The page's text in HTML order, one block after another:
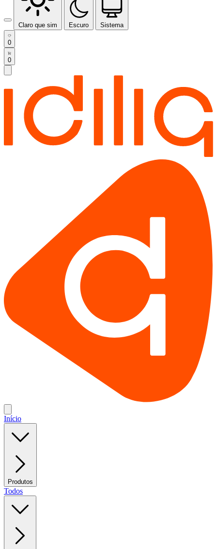
Claro que sim Escuro Sistema
0
0
Início
Produtos
Todos